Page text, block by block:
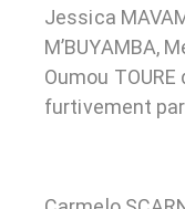
Jessica
M’BUYAMBA,
Oumou
furtivement